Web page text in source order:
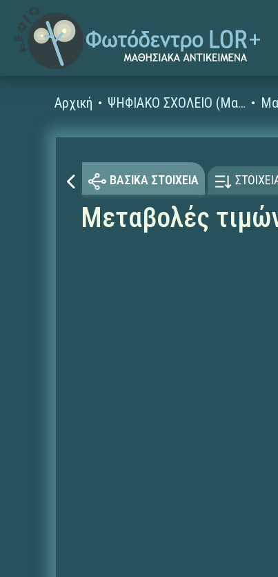
Αρχική ΨΗΦΙΑΚΟ ΣΧΟΛΕΙΟ (Μαθησιακά Αντικείμενα)
ΒΑΣΙΚΑ ΣΤΟΙΧΕΙΑ
Μεταβολές